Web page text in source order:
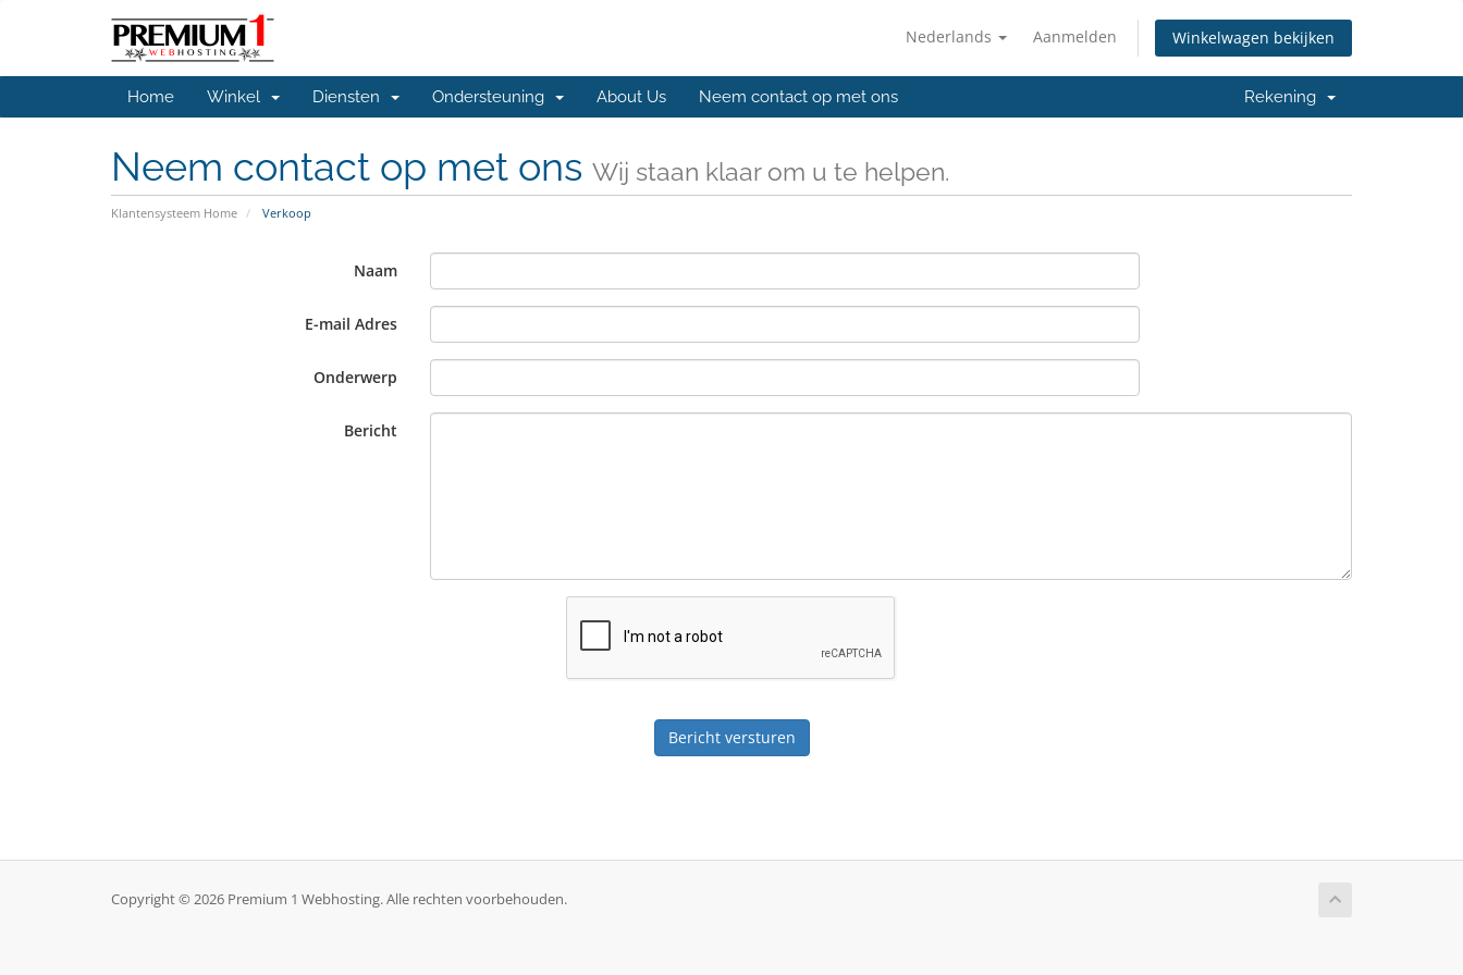
Nederlands Aanmelden Winkelwagen bekijken
Home Winkel Diensten Ondersteuning About Us Neem contact op met ons Rekening
Neem contact op met ons Wij staan klaar om u te helpen.
Klantensysteem Home Verkoop
Naam
E-mail Adres
Onderwerp
Bericht
Bericht versturen
Copyright © 2026 Premium 1 Webhosting. Alle rechten voorbehouden.